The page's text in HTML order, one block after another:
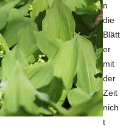
n
die
Blätt
er
mit
der
Zeit
nich
t